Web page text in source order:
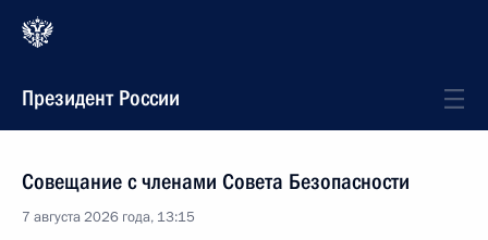
Президент России
Совещание с членами Совета Безопасности
7 августа 2026 года, 13:15